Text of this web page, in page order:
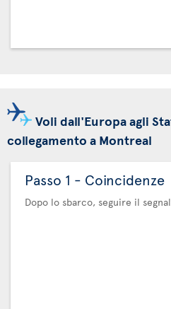
Voli dall'Europa agli
collegamento a Montreal
Passo 1 - Coincidenze
Dopo lo sbarco, seguire il